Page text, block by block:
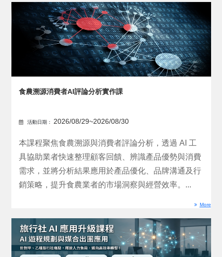
食農溯源消費者AI評論分析實作課
活動日期： 2026/08/29~2026/08/30
本課程聚焦食農溯源與消費者評論分析，透過 AI 工
具協助業者快速整理顧客回饋、辨識產品優勢與消費
需求，並將分析結果應用於產品優化、品牌溝通及行
銷策略，提升食農業者的市場洞察與經營效率。...
More